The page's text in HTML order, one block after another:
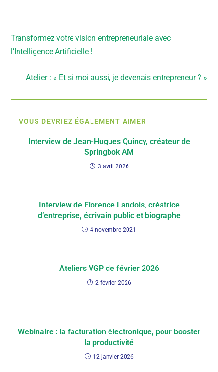
Transformez votre vision entrepreneuriale avec
l’Intelligence Artificielle !
Atelier : « Et si moi aussi, je devenais entrepreneur ? »
VOUS DEVRIEZ ÉGALEMENT AIMER
Interview de Jean-Hugues Quincy, créateur de
Springbok AM
3 avril 2026
Interview de Florence Landois, créatrice
d’entreprise, écrivain public et biographe
4 novembre 2021
Ateliers VGP de février 2026
2 février 2026
Webinaire : la facturation électronique, pour booster
la productivité
12 janvier 2026